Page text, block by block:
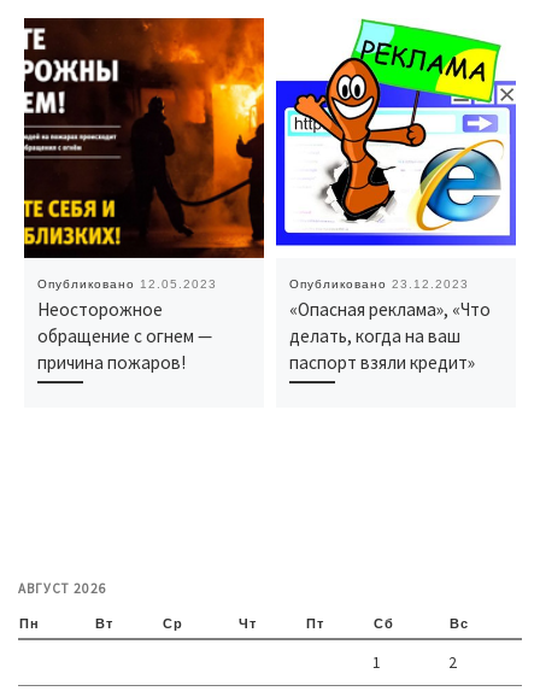
Опубликовано 12.05.2023
Неосторожное
обращение с огнем —
причина пожаров!
Опубликовано 23.12.2023
«Опасная реклама», «Что
делать, когда на ваш
паспорт взяли кредит»
АВГУСТ 2026
Пн Вт Ср Чт Пт Сб Вс
1 2